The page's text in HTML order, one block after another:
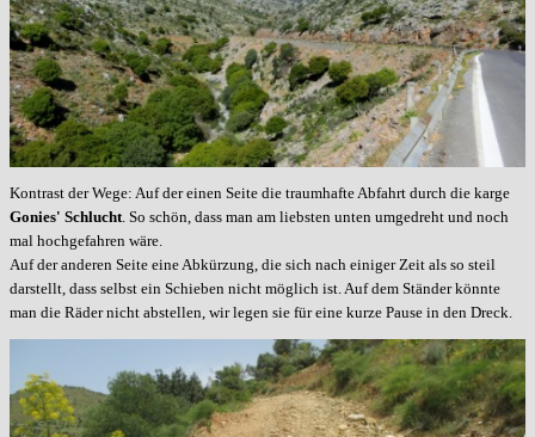
Kontrast der Wege: Auf der einen Seite die traumhafte Abfahrt durch die karge
Gonies' Schlucht . So schön, dass man am liebsten unten umgedreht und noch
mal hochgefahren wäre.
Auf der anderen Seite eine Abkürzung, die sich nach einiger Zeit als so steil
darstellt, dass selbst ein Schieben nicht möglich ist. Auf dem Ständer könnte
man die Räder nicht abstellen, wir legen sie für eine kurze Pause in den Dreck.